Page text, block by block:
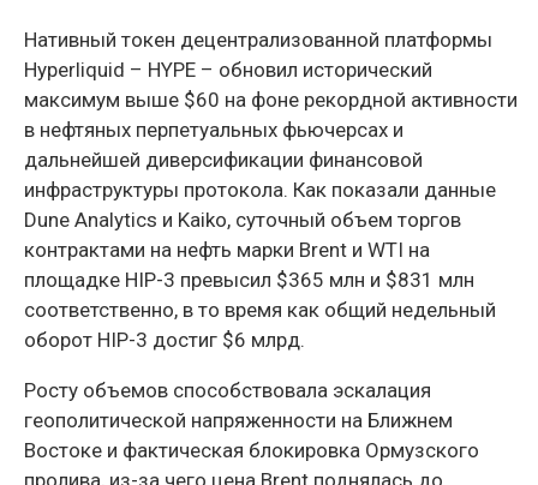
Нативный токен децентрализованной платформы
Hyperliquid – HYPE – обновил исторический
максимум выше $60 на фоне рекордной активности
в нефтяных перпетуальных фьючерсах и
дальнейшей диверсификации финансовой
инфраструктуры протокола. Как показали данные
Dune Analytics и Kaiko, суточный объем торгов
контрактами на нефть марки Brent и WTI на
площадке HIP-3 превысил $365 млн и $831 млн
соответственно, в то время как общий недельный
оборот HIP-3 достиг $6 млрд.
Росту объемов способствовала эскалация
геополитической напряженности на Ближнем
Востоке и фактическая блокировка Ормузского
пролива, из-за чего цена Brent поднялась до